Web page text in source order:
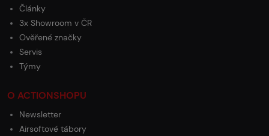
Články
3x Showroom v ČR
Ověřené značky
Servis
Týmy
O ACTIONSHOPU
Newsletter
Airsoftové tábory